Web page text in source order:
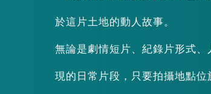
於這片土地的動人故事。
無論是劇情短片、紀錄片形式
現的日常片段，只要拍攝地點位